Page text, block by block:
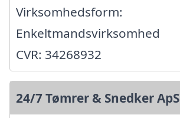
Virksomhedsform:
Enkeltmandsvirksomhed
CVR: 34268932
24/7 Tømrer & Snedker ApS